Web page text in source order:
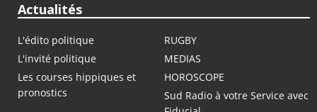
Actualités
L'édito politique
RUGBY
L'invité politique
MEDIAS
Les courses hippiques et
pronostics
HOROSCOPE
Sud Radio à votre Service avec